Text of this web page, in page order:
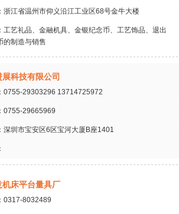
浙江省温州市仰义沿江工业区68号金牛大楼
工艺礼品、金融机具、金银纪念币、工艺饰品、退出
的制造与销售
科技有限公司
0755-29303296 13714725972
0755-29665969
深圳市宝安区6区宝河大厦B座1401
机床平台量具厂
0317-8032489